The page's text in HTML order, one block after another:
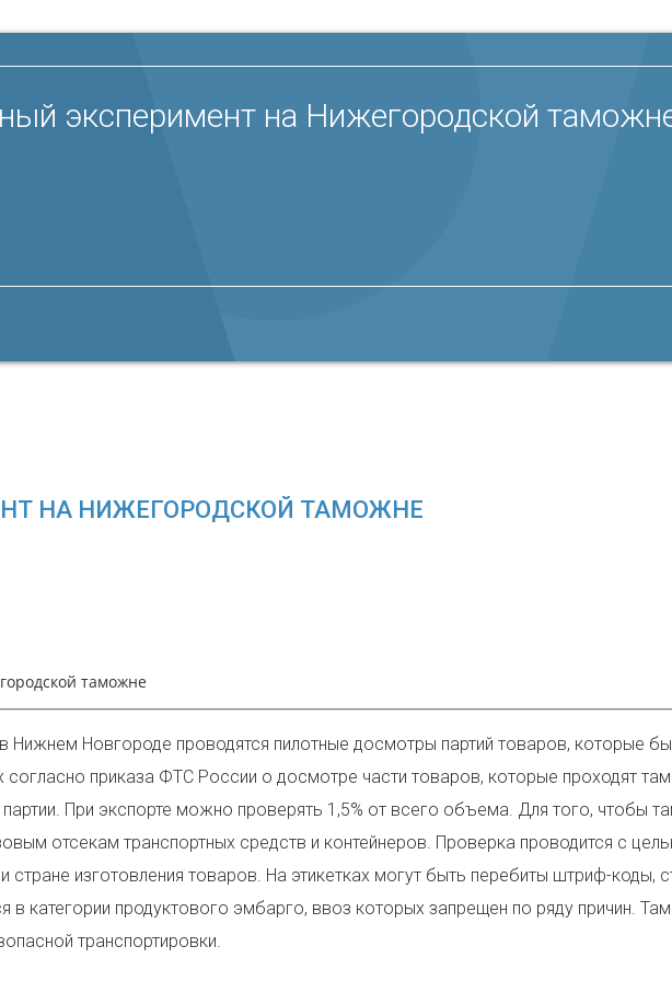
эксперимент на Нижегородской
НА НИЖЕГОРОДСКОЙ ТАМОЖНЕ
таможне
Нижнем Новгороде проводятся пилотные досмотры партий товаров, которые
согласно приказа ФТС России о досмотре части товаров, которые проходят
При экспорте можно проверять 1,5% от всего объема. Для того, чтобы
отсекам транспортных средств и контейнеров. Проверка проводится с
стране изготовления товаров. На этикетках могут быть перебиты штриф-
в категории продуктового эмбарго, ввоз которых запрещен по ряду причин.
транспортировки.